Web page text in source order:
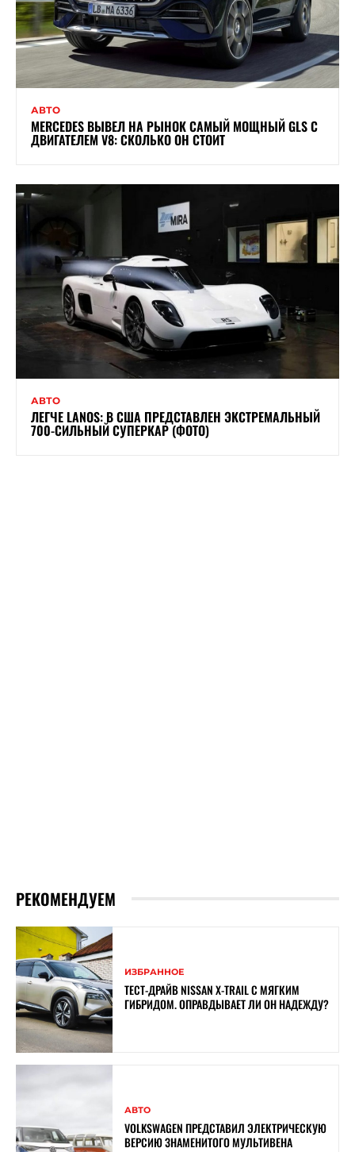
АВТО
MERCEDES ВЫВЕЛ НА РЫНОК САМЫЙ МОЩНЫЙ GLS С
ДВИГАТЕЛЕМ V8: СКОЛЬКО ОН СТОИТ
АВТО
ЛЕГЧЕ LANOS: В США ПРЕДСТАВЛЕН ЭКСТРЕМАЛЬНЫЙ
700-СИЛЬНЫЙ СУПЕРКАР (ФОТО)
РЕКОМЕНДУЕМ
ИЗБРАННОЕ
ТЕСТ-ДРАЙВ NISSAN X-TRAIL С МЯГКИМ
ГИБРИДОМ. ОПРАВДЫВАЕТ ЛИ ОН НАДЕЖДУ?
АВТО
VOLKSWAGEN ПРЕДСТАВИЛ ЭЛЕКТРИЧЕСКУЮ
ВЕРСИЮ ЗНАМЕНИТОГО МУЛЬТИВЕНА